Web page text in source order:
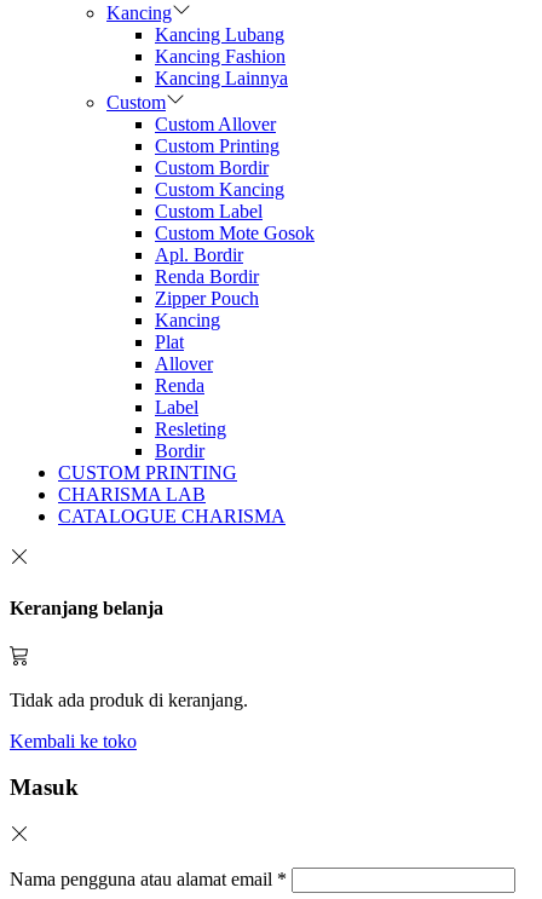
Kancing
Kancing Lubang
Kancing Fashion
Kancing Lainnya
Custom
Custom Allover
Custom Printing
Custom Bordir
Custom Kancing
Custom Label
Custom Mote Gosok
Apl. Bordir
Renda Bordir
Zipper Pouch
Kancing
Plat
Allover
Renda
Label
Resleting
Bordir
CUSTOM PRINTING
CHARISMA LAB
CATALOGUE CHARISMA
Keranjang belanja
Tidak ada produk di keranjang.
Kembali ke toko
Masuk
Nama pengguna atau alamat email *